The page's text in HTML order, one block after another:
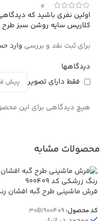
0
دیدگاهها
فقط دارای تصویر
هیچ دیدگاهی برای این
اولین نفری باشید که
کلاریس سایه روشن سبز طرح مدال 1200 شانه کد 2-
برای ثبت نقد و بررسی وارد
محصولات مشابه
فرش ماشینی طرح گبه افشان
کد محصول: 30B1900409